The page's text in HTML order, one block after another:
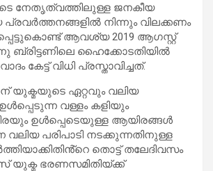
നേതൃത്വത്തിലുള്ള ജനകീയ
നിന്നും വിലക്കണം
ആവശ്യ 2019 ആഗസ്റ്റ്
ബ്രിട്ടണിലെ ഹൈക്കോടതിയില്‍
കേട്ട് വിധി പ്രസ്താവിച്ചത്.
യുക്മയുടെ ഏറ്റവും വലിയ
വള്ളം കളിയും
ഉള്‍പ്പെടെയുള്ള ആയിരങ്ങള്‍
വലിയ പരിപാടി നടക്കുന്നതിനുള്ള
തൊട്ട് തലേദിവസം
യുക്മ ഭരണസമിതിയ്ക്ക്